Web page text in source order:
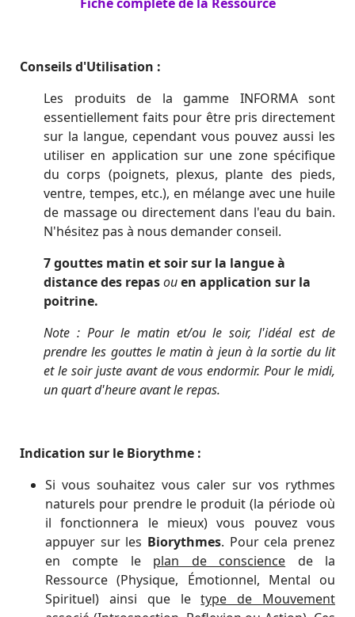
Conseils d'Utilisation :
Les produits de la gamme INFORMA sont
essentiellement faits pour être pris directement
sur la langue, cependant vous pouvez aussi les
utiliser en application sur une zone spécifique
du corps (poignets, plexus, plante des pieds,
ventre, tempes, etc.), en mélange avec une huile
de massage ou directement dans l'eau du bain.
N'hésitez pas à nous demander conseil.
7 gouttes matin et soir sur la langue à
distance des repasouen application sur la
poitrine.
Note : Pour le matin et/ou le soir, l'idéal est de
prendre les gouttes le matin à jeun à la sortie du lit
et le soir juste avant de vous endormir. Pour le midi,
un quart d'heure avant le repas.
Indication sur le Biorythme :
Si vous souhaitez vous caler sur vos rythmes
naturels pour prendre le produit (la période où
il fonctionnera le mieux) vous pouvez vous
appuyer sur les Biorythmes. Pour cela prenez
en compte le plan de conscience de la
Ressource (Physique, Émotionnel, Mental ou
Spirituel) ainsi que letype de Mouvement